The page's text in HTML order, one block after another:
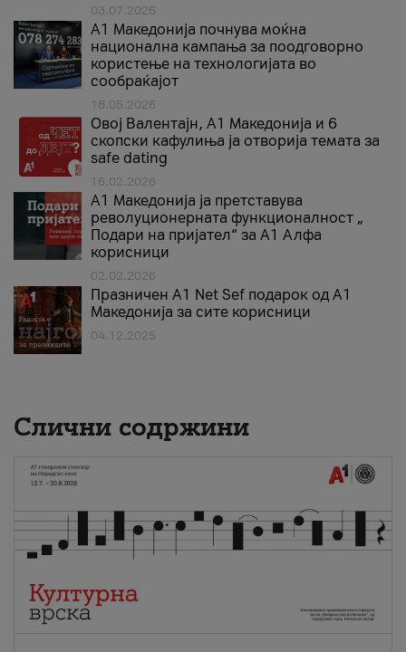
03.07.2026
A1 Македонија почнува моќна
национална кампања за поодговорно
користење на технологијата во
сообраќајот
18.05.2026
Овој Валентајн, A1 Македонија и 6
скопски кафулиња ја отворија темата за
safe dating
16.02.2026
А1 Македонија ја претставува
револуционерната функционалност „
Подари на пријател“ за А1 Алфа
корисници
02.02.2026
Празничен A1 Net Sеf подарок од А1
Македонија за сите корисници
04.12.2025
Слични содржини